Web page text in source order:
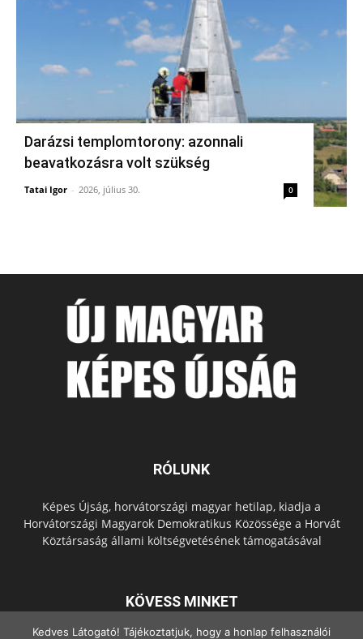
Darázsi templomtorony: azonnali
beavatkozásra volt szükség
Tatai Igor - 2026, július 30. 0
RÓLUNK
Képes Újság, horvátországi magyar hetilap, kiadja a
Horvátországi Magyarok Demokratikus Közössége a Horvát
Köztársaság állami költségvetésének támogatásával
KÖVESS MINKET
Kedves Látogató! Tájékoztatjuk, hogy a honlap felhasználói